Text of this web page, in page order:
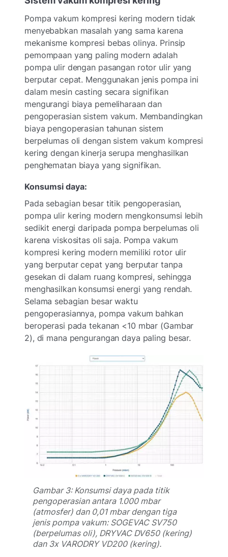
Pompa vakum kompresi kering modern tidak
menyebabkan masalah yang sama karena
mekanisme kompresi bebas olinya. Prinsip
pemompaan yang paling modern adalah
pompa ulir dengan pasangan rotor ulir yang
berputar cepat. Menggunakan jenis pompa ini
dalam mesin casting secara signifikan
mengurangi biaya pemeliharaan dan
pengoperasian sistem vakum. Membandingkan
biaya pengoperasian tahunan sistem
berpelumas oli dengan sistem vakum kompresi
kering dengan kinerja serupa menghasilkan
penghematan biaya yang signifikan.
Konsumsi daya:
Pada sebagian besar titik pengoperasian,
pompa ulir kering modern mengkonsumsi lebih
sedikit energi daripada pompa berpelumas oli
karena viskositas oli saja. Pompa vakum
kompresi kering modern memiliki rotor ulir
yang berputar cepat yang berputar tanpa
gesekan di dalam ruang kompresi, sehingga
menghasilkan konsumsi energi yang rendah.
Selama sebagian besar waktu
pengoperasiannya, pompa vakum bahkan
beroperasi pada tekanan <10 mbar (Gambar
2), di mana pengurangan daya paling besar.
Gambar 3: Konsumsi daya pada titik
pengoperasian antara 1.000 mbar
(atmosfer) dan 0,01 mbar dengan tiga
jenis pompa vakum: SOGEVAC SV750
(berpelumas oli), DRYVAC DV650 (kering)
dan 3x VARODRY VD200 (kering).